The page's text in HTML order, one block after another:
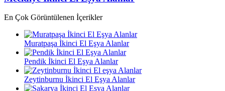
En Çok Görüntülenen İçerikler
Muratpaşa İkinci El Eşya Alanlar
Pendik İkinci El Eşya Alanlar
Zeytinburnu İkinci El Eşya Alanlar